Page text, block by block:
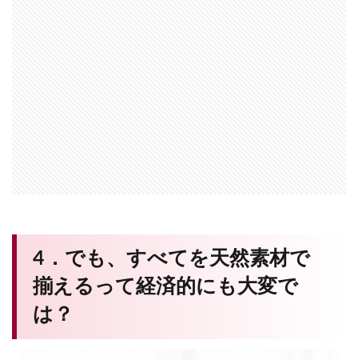
4．でも、すべてを天然素材で
揃えるって経済的にも大変で
は？